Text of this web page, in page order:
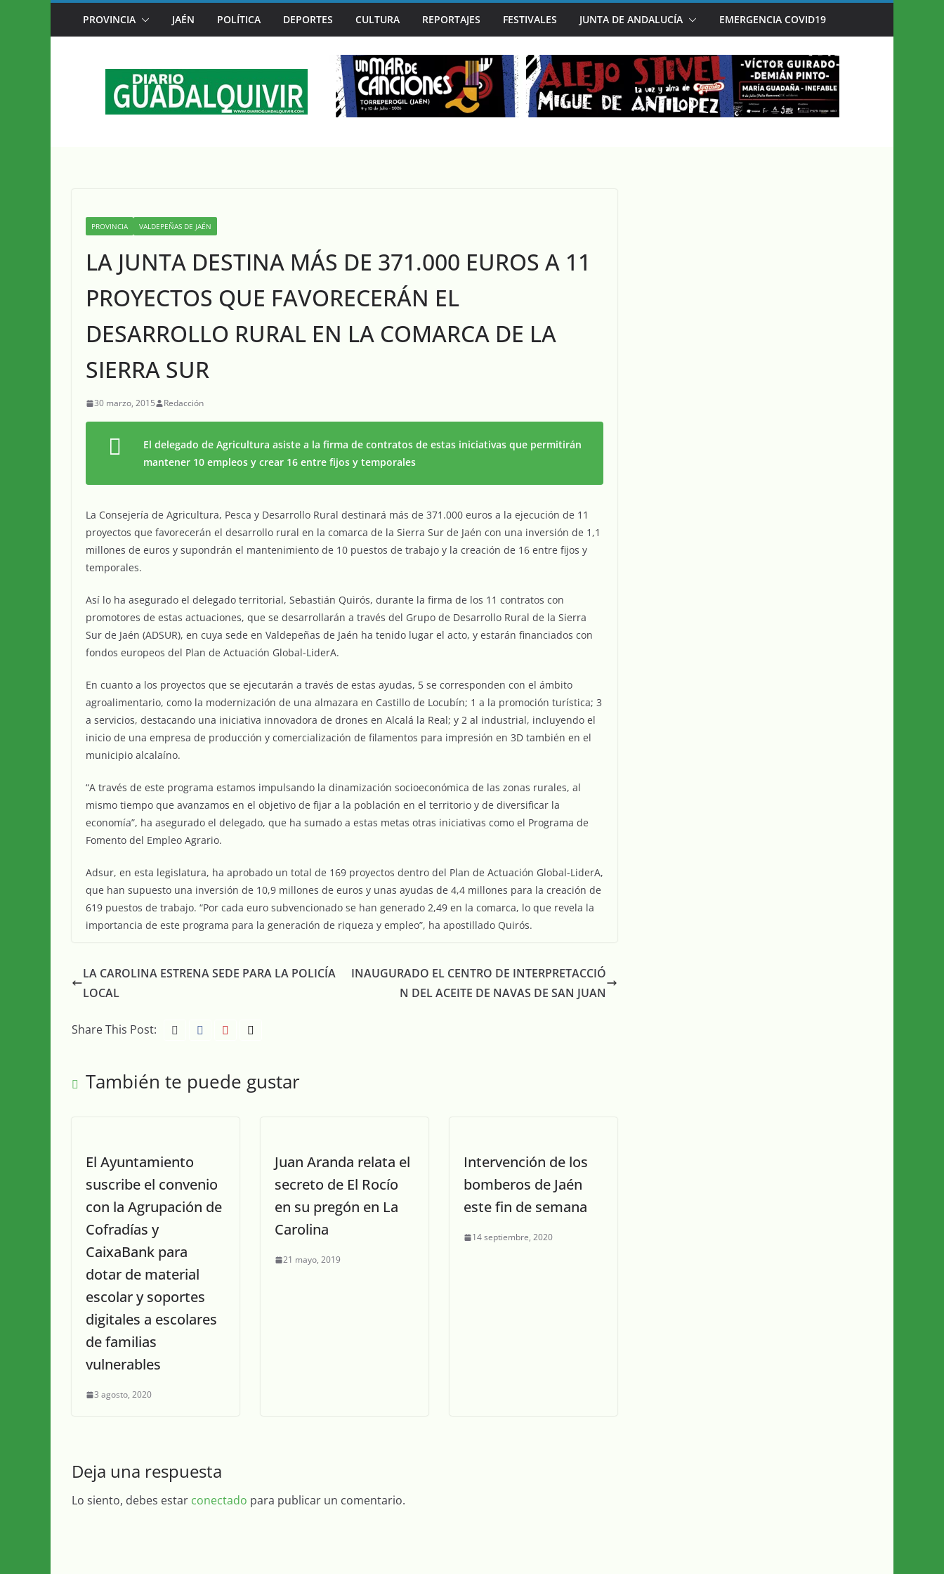
al
CAZORLA SE CONVIERTE DESDE HOY EN LA CAPITAL MUNDIAL DEL BLUES EN SU 30º ANIVERSARIO
PROVINCIA JAÉN POLÍTICA DEPORTES CULTURA REPORTAJES FESTIVALES JUNTA DE ANDALUCÍA EMERGENCIA COVID19
PROVINCIA VALDEPEÑAS DE JAÉN
LA JUNTA DESTINA MÁS DE 371.000 EUROS A 11
PROYECTOS QUE FAVORECERÁN EL
DESARROLLO RURAL EN LA COMARCA DE LA
SIERRA SUR
30 marzo, 2015 Redacción
El delegado de Agricultura asiste a la firma de contratos de estas iniciativas que permitirán
mantener 10 empleos y crear 16 entre fijos y temporales
La Consejería de Agricultura, Pesca y Desarrollo Rural destinará más de 371.000 euros a la ejecución de 11
proyectos que favorecerán el desarrollo rural en la comarca de la Sierra Sur de Jaén con una inversión de 1,1
millones de euros y supondrán el mantenimiento de 10 puestos de trabajo y la creación de 16 entre fijos y
temporales.
Así lo ha asegurado el delegado territorial, Sebastián Quirós, durante la firma de los 11 contratos con
promotores de estas actuaciones, que se desarrollarán a través del Grupo de Desarrollo Rural de la Sierra
Sur de Jaén (ADSUR), en cuya sede en Valdepeñas de Jaén ha tenido lugar el acto, y estarán financiados con
fondos europeos del Plan de Actuación Global-LiderA.
En cuanto a los proyectos que se ejecutarán a través de estas ayudas, 5 se corresponden con el ámbito
agroalimentario, como la modernización de una almazara en Castillo de Locubín; 1 a la promoción turística; 3
a servicios, destacando una iniciativa innovadora de drones en Alcalá la Real; y 2 al industrial, incluyendo el
inicio de una empresa de producción y comercialización de filamentos para impresión en 3D también en el
municipio alcalaíno.
“A través de este programa estamos impulsando la dinamización socioeconómica de las zonas rurales, al
mismo tiempo que avanzamos en el objetivo de fijar a la población en el territorio y de diversificar la
economía”, ha asegurado el delegado, que ha sumado a estas metas otras iniciativas como el Programa de
Fomento del Empleo Agrario.
Adsur, en esta legislatura, ha aprobado un total de 169 proyectos dentro del Plan de Actuación Global-LiderA,
que han supuesto una inversión de 10,9 millones de euros y unas ayudas de 4,4 millones para la creación de
619 puestos de trabajo. “Por cada euro subvencionado se han generado 2,49 en la comarca, lo que revela la
importancia de este programa para la generación de riqueza y empleo”, ha apostillado Quirós.
LA CAROLINA ESTRENA SEDE PARA LA POLICÍA
LOCAL
INAUGURADO EL CENTRO DE INTERPRETACCIÓ
N DEL ACEITE DE NAVAS DE SAN JUAN
Share This Post:
También te puede gustar
El Ayuntamiento
suscribe el convenio
con la Agrupación de
Cofradías y
CaixaBank para
dotar de material
escolar y soportes
digitales a escolares
de familias
vulnerables
3 agosto, 2020
Juan Aranda relata el
secreto de El Rocío
en su pregón en La
Carolina
21 mayo, 2019
Intervención de los
bomberos de Jaén
este fin de semana
14 septiembre, 2020
Deja una respuesta
Lo siento, debes estar conectado para publicar un comentario.